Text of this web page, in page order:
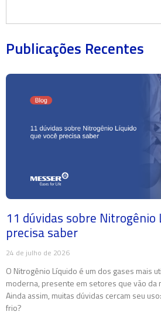
Publicações Recentes
11 dúvidas sobre Nitrogênio
precisa saber
24 de julho de 2026
O Nitrogênio Líquido é um dos gases mais
moderna, presente em setores que vão da
Ainda assim, muitas dúvidas cercam seu
frio?